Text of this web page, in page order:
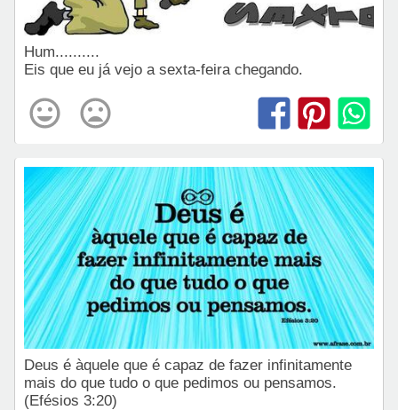
Hum..........
Eis que eu já vejo a sexta-feira chegando.
Deus é àquele que é capaz de fazer infinitamente
mais do que tudo o que pedimos ou pensamos.
(Efésios 3:20)